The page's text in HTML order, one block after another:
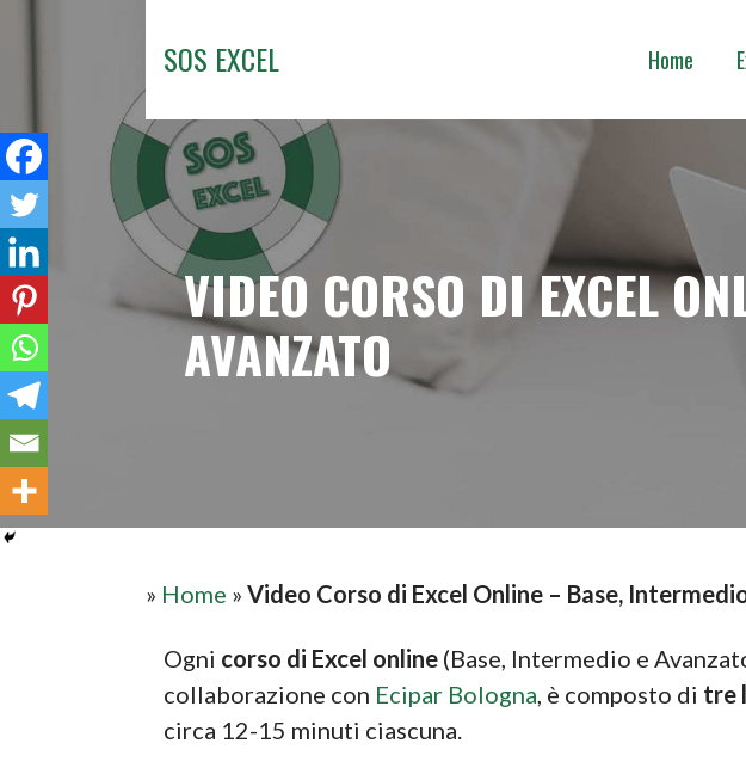
SOS EXCEL Home
VIDEO CORSO DI EXCEL
AVANZATO
» Home » Video Corso di Excel Online – Base,
Ogni corso di Excel online (Base, Intermedio e
collaborazione con Ecipar Bologna, è composto di tre
circa 12-15 minuti ciascuna.